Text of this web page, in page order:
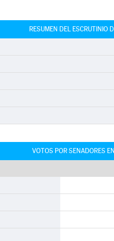
RESUMEN DEL ESCRUTINIO
VOTOS POR SENADORES